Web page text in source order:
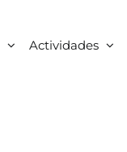
Actividades